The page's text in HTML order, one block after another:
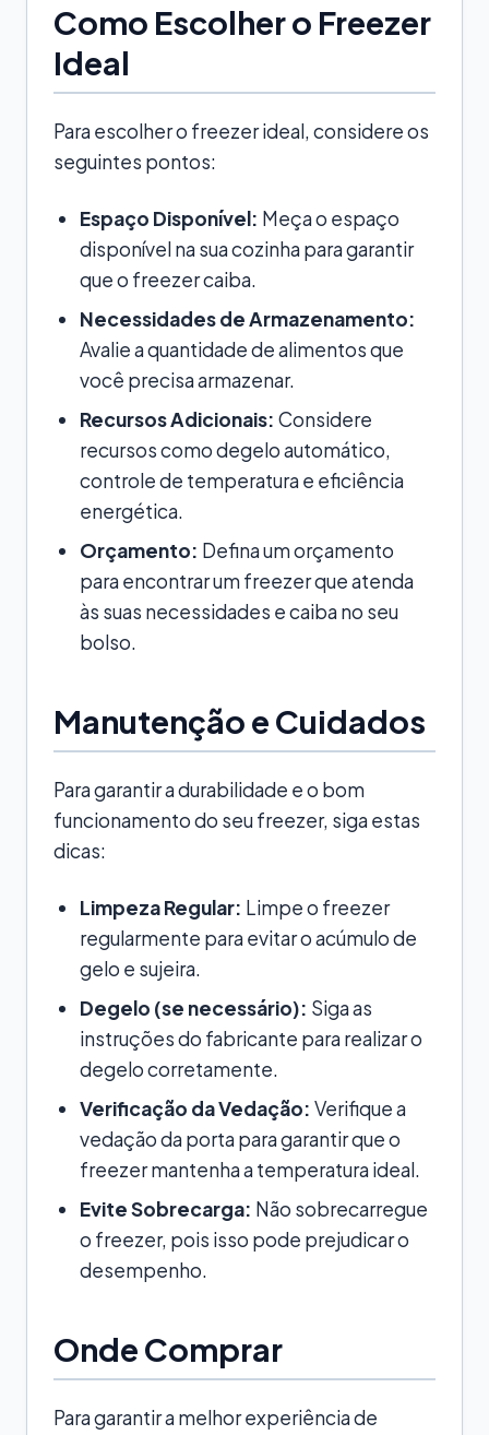
Como Escolher o Freezer
Ideal
Para escolher o freezer ideal, considere os
seguintes pontos:
Espaço Disponível: Meça o espaço
disponível na sua cozinha para garantir
que o freezer caiba.
Necessidades de Armazenamento:
Avalie a quantidade de alimentos que
você precisa armazenar.
Recursos Adicionais: Considere
recursos como degelo automático,
controle de temperatura e eficiência
energética.
Orçamento: Defina um orçamento
para encontrar um freezer que atenda
às suas necessidades e caiba no seu
bolso.
Manutenção e Cuidados
Para garantir a durabilidade e o bom
funcionamento do seu freezer, siga estas
dicas:
Limpeza Regular: Limpe o freezer
regularmente para evitar o acúmulo de
gelo e sujeira.
Degelo (se necessário): Siga as
instruções do fabricante para realizar o
degelo corretamente.
Verificação da Vedação: Verifique a
vedação da porta para garantir que o
freezer mantenha a temperatura ideal.
Evite Sobrecarga: Não sobrecarregue
o freezer, pois isso pode prejudicar o
desempenho.
Onde Comprar
Para garantir a melhor experiência de